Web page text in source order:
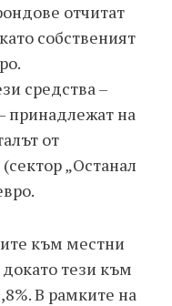
отчитат
собственият
средства –
принадлежат на
от
„Останал
към местни
тези към
В рамките на